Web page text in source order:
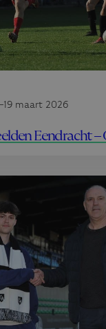
19 maart 2026
Eendracht –